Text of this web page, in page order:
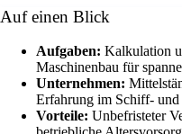
Auf einen Blick
Aufgaben: Kalkulation
Maschinenbau für
Unternehmen:
Erfahrung im Schiff- und
Vorteile: Unbefristeter